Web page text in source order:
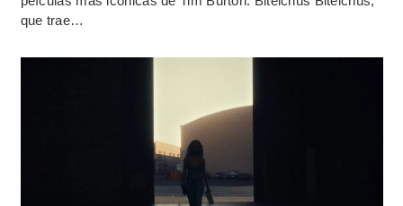
que trae…